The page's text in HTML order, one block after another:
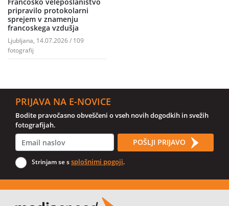
pripravilo protokolarni
sprejem v znamenju
francoskega vzdušja
Ljubljana, 14.07.2026 / 109
fotografij
PRIJAVA NA E-NOVICE
Bodite pravočasno obveščeni o vseh novih dogodkih in svežih
fotografijah.
POŠLJI PRIJAVO
Strinjam se ssplošnimi pogoji.